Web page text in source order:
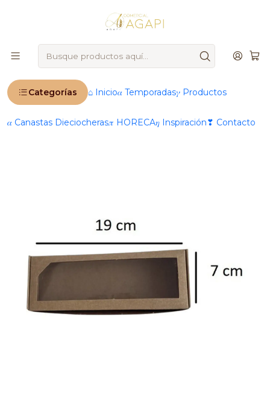
Categorías ⌂ Inicio𝛼 Temporadas𝛾 Productos
𝛼 Canastas Dieciocheras𝜋 HORECA𝜂 Inspiración❣ Contacto
IMPORTANTE: Ahora operamos 100 % online 🚨
Inicio Productos 🛍️ Envases & Utensilios
Envases
Cajas
5 Cajas De Cartón Kraft Multiuso Autoarmable
19x7x3cm N°3